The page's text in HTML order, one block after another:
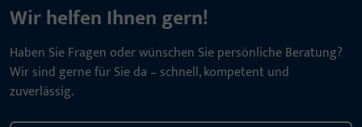
Wir helfen Ihnen gern!
Haben Sie Fragen oder wünschen Sie persönliche Beratung?
Wir sind gerne für Sie da – schnell, kompetent und
zuverlässig.